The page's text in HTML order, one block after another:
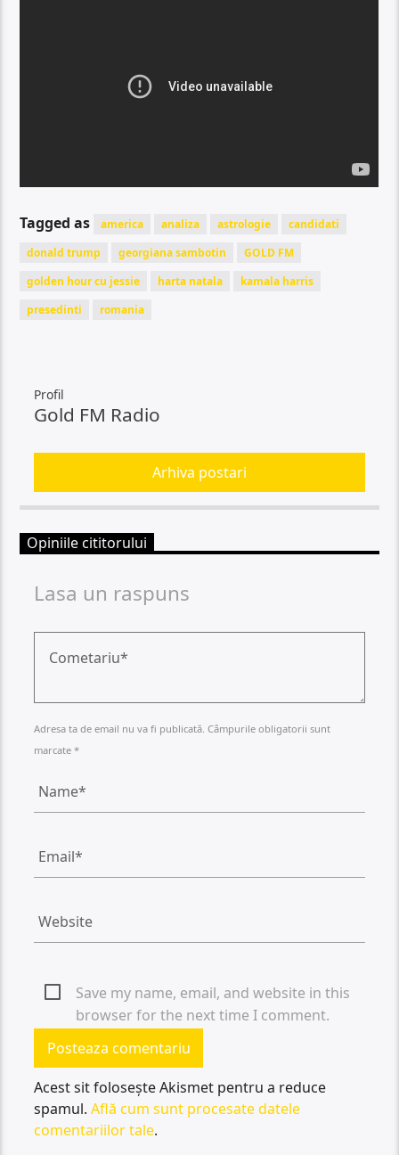
Tagged as america analiza astrologie
candidati
donald trump
georgiana sambotin
GOLD FM
golden hour cu jessie
harta natala
kamala harris
presedinti
romania
Profil
Gold FM Radio
Arhiva postari
Opiniile cititorului
Lasa un raspuns
Adresa ta de email nu va fi publicată. Câmpurile obligatorii sunt
marcate *
Save my name, email, and website in this
browser for the next time I comment.
Acest sit folosește Akismet pentru a reduce
spamul.Află cum sunt procesate datele
comentariilor tale.